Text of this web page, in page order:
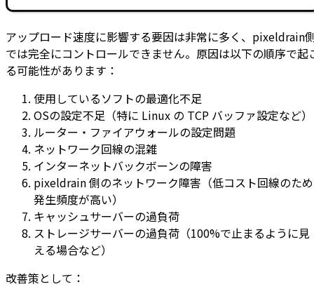
アップロード速度に影響する要因は非常に多く、pixeldrain
では完全にコントロールできません。原因は以下の順序で起
る可能性があります：
使用しているソフトの最適化不足
OSの設定不足（特に Linux の TCP バッファ設定など）
ルーター・ファイアウォールの設定問題
ネットワーク回線の混雑
インターネットバックボーンの障害
pixeldrain 側のネットワーク障害（低コスト回線のため
発生頻度が高い）
キャッシュサーバーの過負荷
ストレージサーバーの過負荷（100%で止まるように見
える場合など）
改善策として：